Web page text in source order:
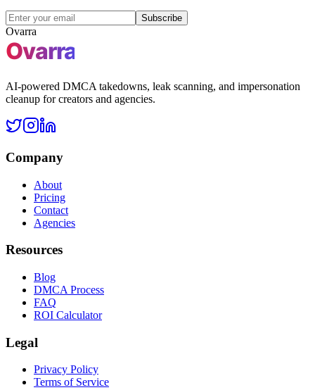
Subscribe
Ovarra
AI-powered DMCA takedowns, leak scanning, and impersonation
cleanup for creators and agencies.
Company
About
Pricing
Contact
Agencies
Resources
Blog
DMCA Process
FAQ
ROI Calculator
Legal
Privacy Policy
Terms of Service